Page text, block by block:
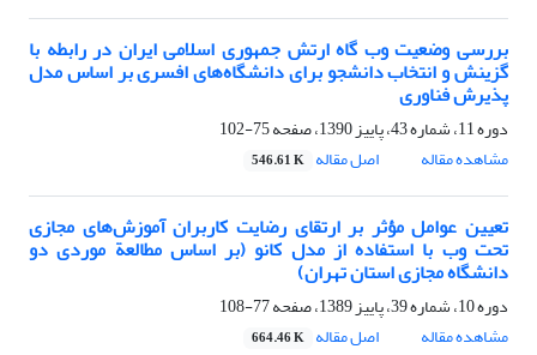
بررسی وضعیت وب گاه ارتش جمهوری اسلامی ایران در رابطه با
گزینش و انتخاب دانشجو برای دانشگاه‌های افسری بر اساس مدل
پذیرش فناوری
دوره 11، شماره 43، پاییز 1390، صفحه
75-102
مشاهده مقاله
اصل مقاله 546.61 K
تعیین عوامل مؤثر بر ارتقای رضایت کاربران آموزش‌های مجازی
تحت وب با استفاده از مدل کانو (بر اساس مطالعة موردی دو
دانشگاه مجازی استان تهران)
دوره 10، شماره 39، پاییز 1389، صفحه
77-108
مشاهده مقاله
اصل مقاله 664.46 K